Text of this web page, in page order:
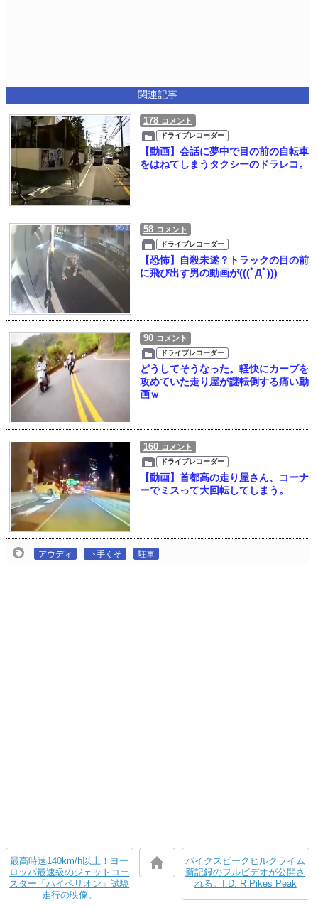
関連記事
178 コメント
ドライブレコーダー
【動画】会話に夢中で目の前の自転車
をはねてしまうタクシーのドラレコ。
58 コメント
ドライブレコーダー
【恐怖】自殺未遂？トラックの目の前
に飛び出す男の動画が(((ﾟДﾟ)))
90 コメント
ドライブレコーダー
どうしてそうなった。軽快にカーブを
攻めていた走り屋が謎転倒する痛い動
画ｗ
160 コメント
ドライブレコーダー
【動画】首都高の走り屋さん、コーナ
ーでミスって大回転してしまう。
アウディ 下手くそ 駐車
最高時速140km/h以上！ヨー
ロッパ最速級のジェットコー
スター「ハイペリオン」試験
走行の映像。
パイクスピークヒルクライム
新記録のフルビデオが公開さ
れる。I.D. R Pikes Peak